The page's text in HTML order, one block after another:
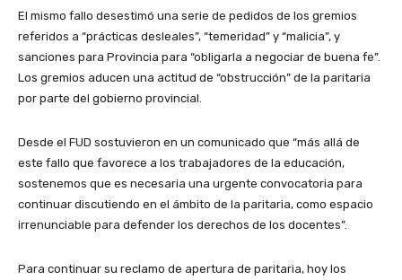
El mismo fallo desestimó una serie de pedidos de los gremios
referidos a “prácticas desleales”, “temeridad” y “malicia”, y
sanciones para Provincia para “obligarla a negociar de buena fe”.
Los gremios aducen una actitud de “obstrucción” de la paritaria
por parte del gobierno provincial.
Desde el FUD sostuvieron en un comunicado que “más allá de
este fallo que favorece a los trabajadores de la educación,
sostenemos que es necesaria una urgente convocatoria para
continuar discutiendo en el ámbito de la paritaria, como espacio
irrenunciable para defender los derechos de los docentes”.
Para continuar su reclamo de apertura de paritaria, hoy los